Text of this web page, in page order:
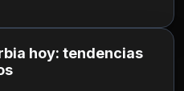
hoy: tendencias